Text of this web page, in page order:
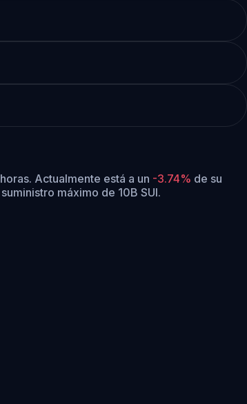
Actualmente está a un -3.74% de su
máximo de 10B SUI.